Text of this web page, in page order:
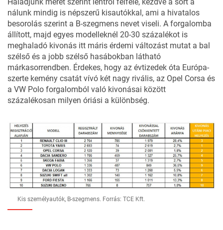
Haladjunk méret szerint lentről felfelé, kezdve a sort a
nálunk mindig is népszerű kisautókkal, ami a hivatalos
besorolás szerint a B-szegmens nevet viseli. A forgalomba
állított, majd egyes modelleknél 20-30 százalékot is
meghaladó kivonás itt máris érdemi változást mutat a bal
szélső és a jobb szélső hasábokban látható
márkasorrendben. Érdekes, hogy az évtizedek óta Európa-
szerte kemény csatát vívó két nagy rivális, az Opel Corsa és
a VW Polo forgalomból való kivonásai között
százalékosan milyen óriási a különbség.
Kis személyautók, B-szegmens. Forrás: TCE Kft.